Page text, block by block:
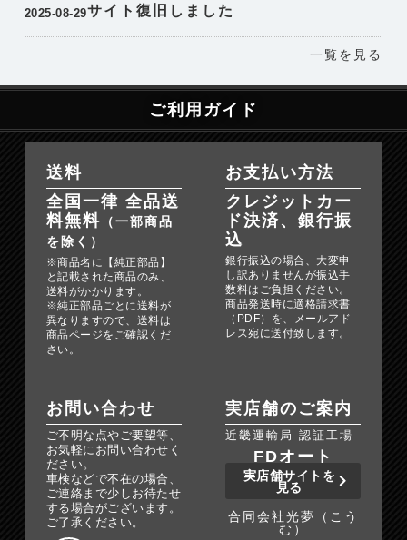
2025-08-29サイト復旧しました
一覧を見る
ご利用ガイド
送料
全国一律 全品送
料無料 （一部商品
を除く）
※商品名に【純正部品】
と記載された商品のみ、
送料がかかります。
※純正部品ごとに送料が
異なりますので、送料は
商品ページをご確認くだ
さい。
お支払い方法
クレジットカー
ド決済、銀行振
込
銀行振込の場合、大変申
し訳ありませんが振込手
数料はご負担ください。
商品発送時に適格請求書
（PDF）を、メールアド
レス宛に送付致します。
お問い合わせ
ご不明な点やご要望等、
お気軽にお問い合わせく
ださい。
車検などで不在の場合、
ご連絡まで少しお待たせ
する場合がございます。
ご了承ください。
実店舗のご案内
近畿運輸局 認証工場
FDオート
実店舗サイトを
見る
合同会社光夢（こう
む）